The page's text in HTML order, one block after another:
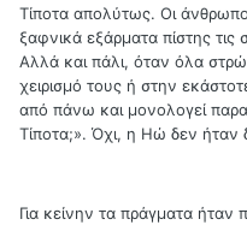
Τίποτα απολύτως. Οι
ξαφνικά εξάρματα πίστης
Αλλά και πάλι, όταν όλα
χειρισμό τους ή στην
από πάνω και μονολογεί
Τίποτα;». Όχι, η Ηώ δεν ήταν
Για κείνην τα πράγματα